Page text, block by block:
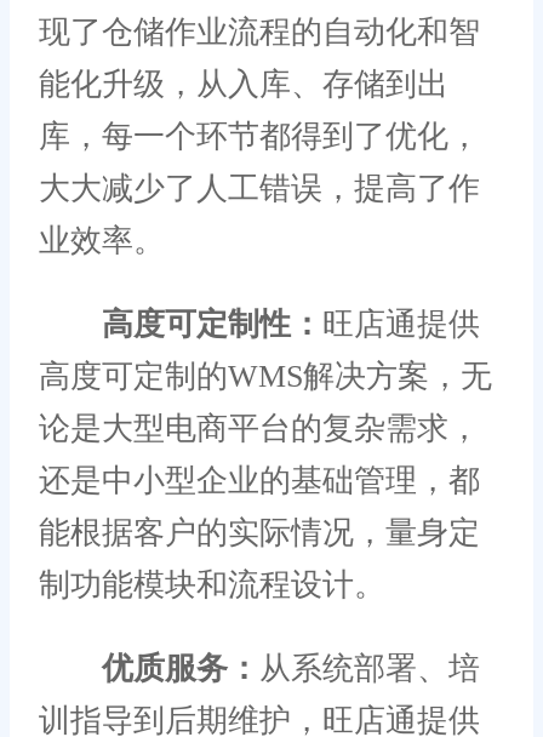
现了仓储作业流程的自动化和智
能化升级，从入库、存储到出
库，每一个环节都得到了优化，
大大减少了人工错误，提高了作
业效率。
高度可定制性： 旺店通提供
高度可定制的WMS解决方案，无
论是大型电商平台的复杂需求，
还是中小型企业的基础管理，都
能根据客户的实际情况，量身定
制功能模块和流程设计。
优质服务： 从系统部署、培
训指导到后期维护，旺店通提供